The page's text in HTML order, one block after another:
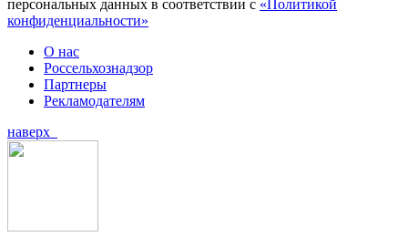
персональных данных в соответствии с «Политикой
конфиденциальности»
О нас
Россельхознадзор
Партнеры
Рекламодателям
наверх